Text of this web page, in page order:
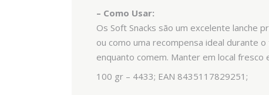
– Como Usar:
Os Soft Snacks são um excelente lanche
ou como uma recompensa ideal durante
enquanto comem. Manter em local fresco
100 gr – 4433; EAN 8435117829251;